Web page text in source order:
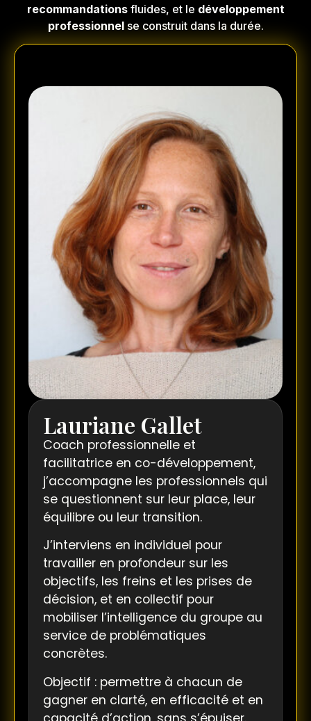
recommandationsfluides, et le développement
professionnelse construit dans la durée.
Lauriane Gallet
Coach professionnelle et
facilitatrice en co-développement,
j’accompagne les professionnels qui
se questionnent sur leur place, leur
équilibre ou leur transition.
J’interviens en individuel pour
travailler en profondeur sur les
objectifs, les freins et les prises de
décision, et en collectif pour
mobiliser l’intelligence du groupe au
service de problématiques
concrètes.
Objectif : permettre à chacun de
gagner en clarté, en efficacité et en